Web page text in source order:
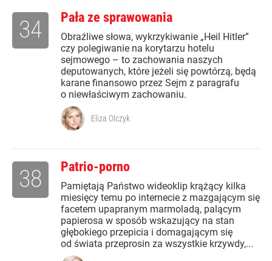
Pała ze sprawowania
Obraźliwe słowa, wykrzykiwanie „Heil Hitler”
czy polegiwanie na korytarzu hotelu
sejmowego – to zachowania naszych
deputowanych, które jeżeli się powtórzą, będą
karane finansowo przez Sejm z paragrafu
o niewłaściwym zachowaniu.
34
Eliza Olczyk
Patrio-porno
Pamiętają Państwo wideoklip krążący kilka
miesięcy temu po internecie z mazgającym się
facetem upapranym marmoladą, palącym
papierosa w sposób wskazujący na stan
głębokiego przepicia i domagającym się
od świata przeprosin za wszystkie krzywdy,...
38